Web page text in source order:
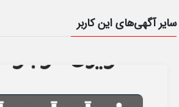
سایر آگهی‌های این کاربر